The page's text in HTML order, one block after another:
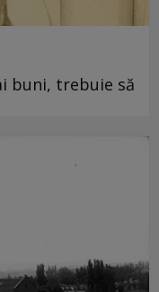
buni, trebuie să